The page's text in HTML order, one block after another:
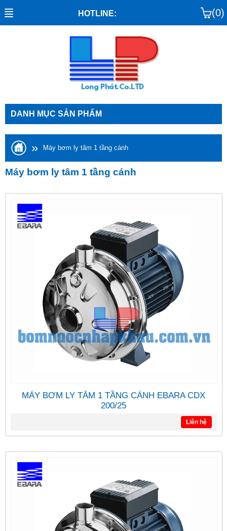
HOTLINE: (0)
DANH MỤC SẢN PHẨM
» Máy bơm ly tâm 1 tầng cánh
Máy bơm ly tâm 1 tầng cánh
MÁY BƠM LY TÂM 1 TẦNG CÁNH EBARA CDX
200/25
Liên hệ